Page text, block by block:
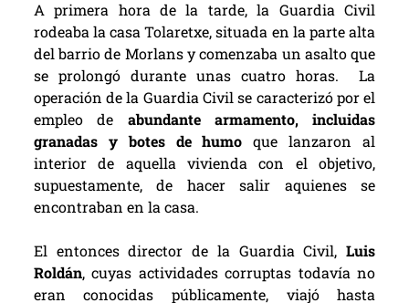
A primera hora de la tarde, la Guardia Civil
rodeaba la casa Tolaretxe, situada en la parte alta
del barrio de Morlans y comenzaba un asalto que
se prolongó durante unas cuatro horas.La
operación de la Guardia Civil se caracterizó por el
empleo de abundante armamento, incluidas
granadas y botes de humo que lanzaron al
interior de aquella vivienda con el objetivo,
supuestamente, de hacer salir aquienes se
encontraban en la casa.
El entonces director de la Guardia Civil,Luis
Roldán, cuyas actividades corruptas todavía no
eran conocidas públicamente, viajó hasta